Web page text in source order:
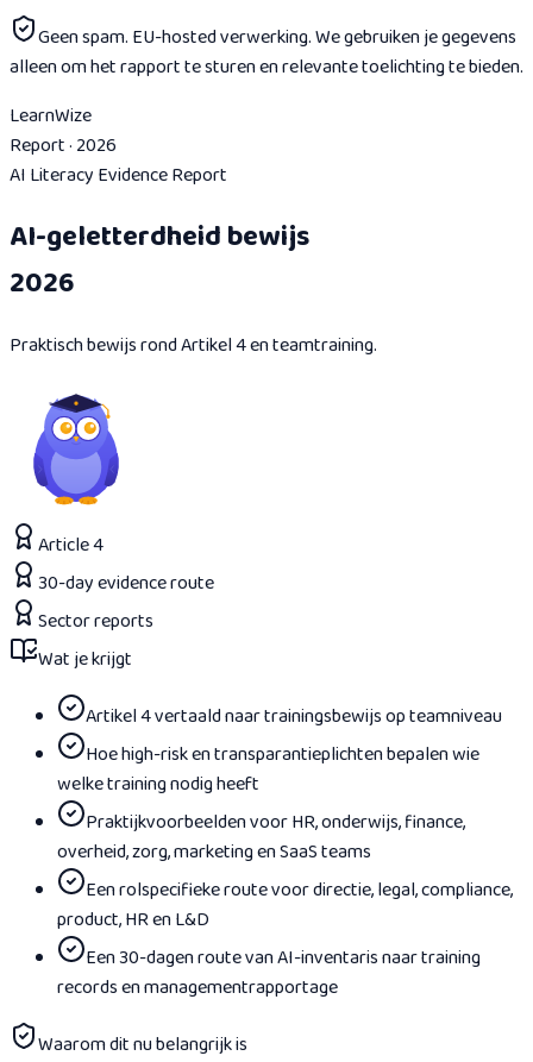
Geen spam. EU-hosted verwerking. We gebruiken je gegevens
alleen om het rapport te sturen en relevante toelichting te bieden.
LearnWize
Report · 2026
AI Literacy Evidence Report
AI-geletterdheid bewijs
2026
Praktisch bewijs rond Artikel 4 en teamtraining.
Article 4
30-day evidence route
Sector reports
Wat je krijgt
Artikel 4 vertaald naar trainingsbewijs op teamniveau
Hoe high-risk en transparantieplichten bepalen wie
welke training nodig heeft
Praktijkvoorbeelden voor HR, onderwijs, finance,
overheid, zorg, marketing en SaaS teams
Een rolspecifieke route voor directie, legal, compliance,
product, HR en L&D
Een 30-dagen route van AI-inventaris naar training
records en managementrapportage
Waarom dit nu belangrijk is